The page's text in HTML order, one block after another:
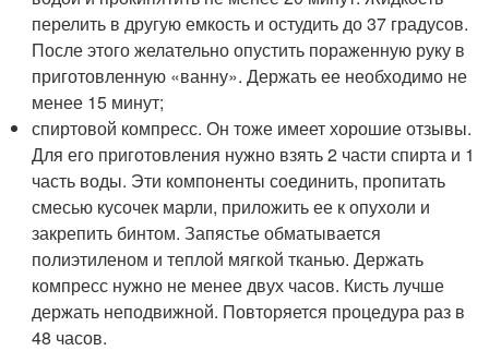
перелить в другую емкость и остудить до 37 градусов.
После этого желательно опустить пораженную руку в
приготовленную «ванну». Держать ее необходимо не
менее 15 минут;
спиртовой компресс. Он тоже имеет хорошие отзывы.
Для его приготовления нужно взять 2 части спирта и 1
часть воды. Эти компоненты соединить, пропитать
смесью кусочек марли, приложить ее к опухоли и
закрепить бинтом. Запястье обматывается
полиэтиленом и теплой мягкой тканью. Держать
компресс нужно не менее двух часов. Кисть лучше
держать неподвижной. Повторяется процедура раз в
48 часов.